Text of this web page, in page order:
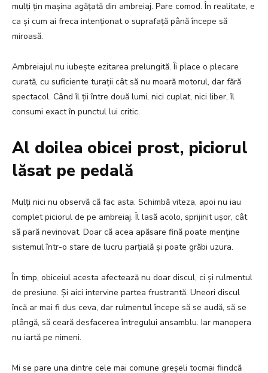
mulți țin mașina agățată din ambreiaj. Pare comod. În realitate, e
ca și cum ai freca intenționat o suprafață până începe să
miroasă.
Ambreiajul nu iubește ezitarea prelungită. Îi place o plecare
curată, cu suficiente turații cât să nu moară motorul, dar fără
spectacol. Când îl ții între două lumi, nici cuplat, nici liber, îl
consumi exact în punctul lui critic.
Al doilea obicei prost, piciorul
lăsat pe pedală
Mulți nici nu observă că fac asta. Schimbă viteza, apoi nu iau
complet piciorul de pe ambreiaj. Îl lasă acolo, sprijinit ușor, cât
să pară nevinovat. Doar că acea apăsare fină poate menține
sistemul într-o stare de lucru parțială și poate grăbi uzura.
În timp, obiceiul acesta afectează nu doar discul, ci și rulmentul
de presiune. Și aici intervine partea frustrantă. Uneori discul
încă ar mai fi dus ceva, dar rulmentul începe să se audă, să se
plângă, să ceară desfacerea întregului ansamblu. Iar manopera
nu iartă pe nimeni.
Mi se pare una dintre cele mai comune greșeli tocmai fiindcă